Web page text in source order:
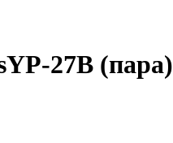
27B (пара)